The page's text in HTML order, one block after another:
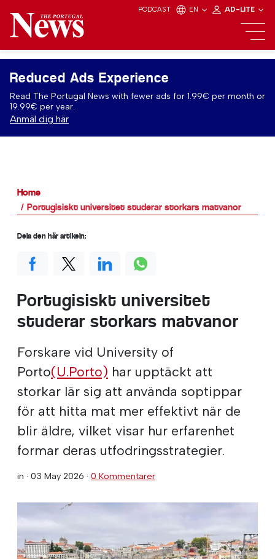
PODCAST EN AD-LITE
Reduced Ads Experience
Read The Portugal News with fewer ads for 1.99€ per month or
19.99€ per year.
Anmäl dig här
Home
Portugisiskt universitet studerar storkars matvanor
Portugisiskt universitet
studerar storkars matvanor
Forskare vid University of
Porto(U.Porto) har upptäckt att
storkar lär sig att använda soptippar
för att hitta mat mer effektivt när de
blir äldre, vilket visar hur erfarenhet
formar deras utfodringsstrategier.
in · 03 May 2026 · 0 Kommentarer
Dela den här artikeln: